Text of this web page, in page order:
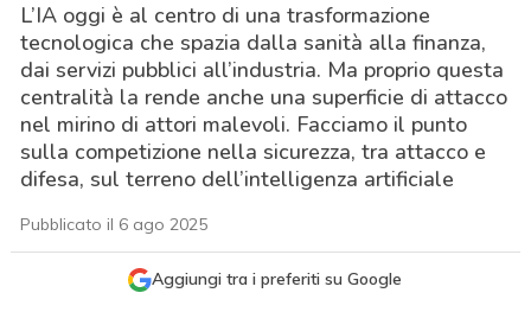
L’IA oggi è al centro di una trasformazione
tecnologica che spazia dalla sanità alla finanza,
dai servizi pubblici all’industria. Ma proprio questa
centralità la rende anche una superficie di attacco
nel mirino di attori malevoli. Facciamo il punto
sulla competizione nella sicurezza, tra attacco e
difesa, sul terreno dell’intelligenza artificiale
Pubblicato il 6 ago 2025
Aggiungi tra i preferiti su Google